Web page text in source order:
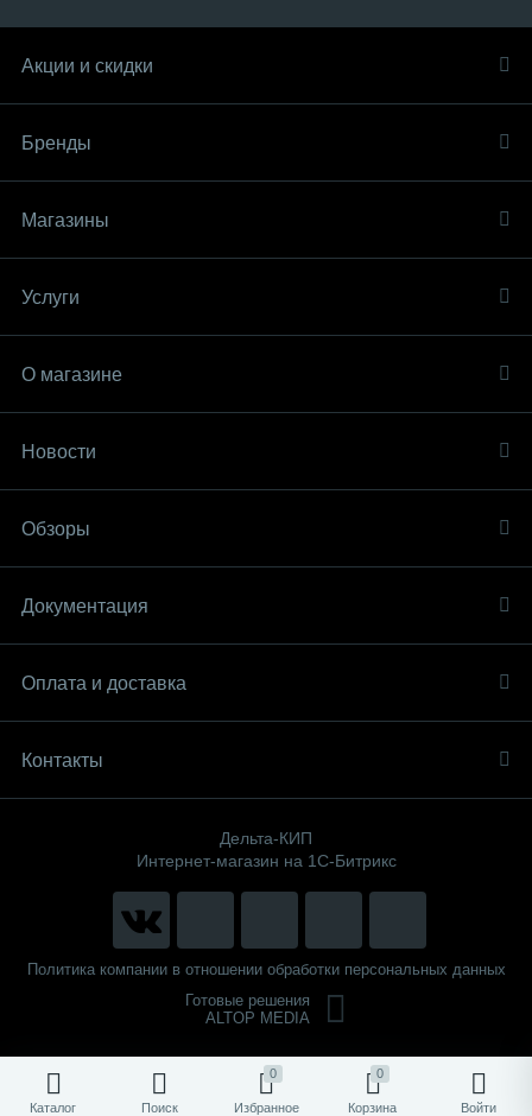
Каталог Поиск
0
Избранное
0
Корзина Войти
Акции и скидки
Бренды
Магазины
Услуги
О магазине
Новости
Обзоры
Документация
Оплата и доставка
Контакты
Дельта-КИП
Интернет-магазин на 1С-Битрикс
Политика компании в отношении обработки персональных данных
Готовые решения
ALTOP MEDIA